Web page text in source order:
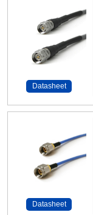
Datasheet
Datasheet